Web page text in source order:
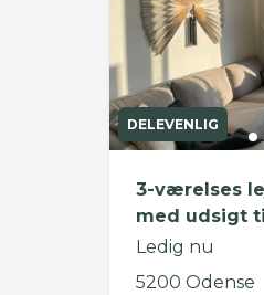
DELEVENLIG
3-værelses
med udsigt
Ledig nu
5200 Odense